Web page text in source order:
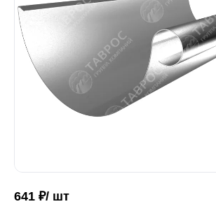
Сваи винтовые
Забор
Кровля
Профили для гипсокартона
641 ₽/ шт